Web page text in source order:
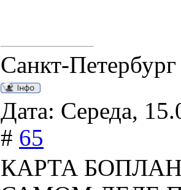
Санкт-Петербург
Дата: Середа,
# 65
КАРТА